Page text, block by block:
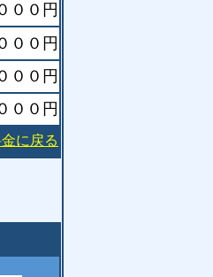
００円
００円
００円
００円
に戻る